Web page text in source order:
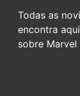
Todas as
encontra
sobre Marvel